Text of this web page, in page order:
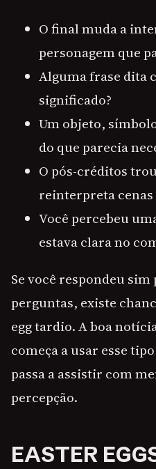
O final muda a
personagem que
Alguma frase dita
significado?
Um objeto,
do que parecia
O pós-créditos
reinterpreta
Você percebeu
estava clara no
Se você respondeu
perguntas, existe
egg tardio. A boa
começa a usar esse
passa a assistir com
percepção.
EASTER